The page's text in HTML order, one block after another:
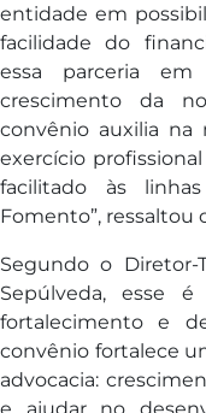
entidade em
facilidade do
essa parceria
crescimento da
convênio auxilia na
exercício
facilitado às
Fomento”, ressaltou
Segundo o Diretor-
Sepúlveda, esse
fortalecimento e
convênio fortalece
advocacia: